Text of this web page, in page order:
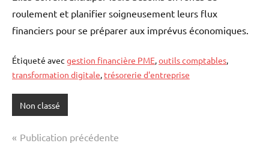
roulement et planifier soigneusement leurs flux
financiers pour se préparer aux imprévus économiques.
Étiqueté avec gestion financière PME,outils comptables,
transformation digitale, trésorerie d'entreprise
Non classé
Navigation
Publication précédente